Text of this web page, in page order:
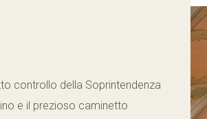
controllo della Soprintendenza
e il prezioso caminetto